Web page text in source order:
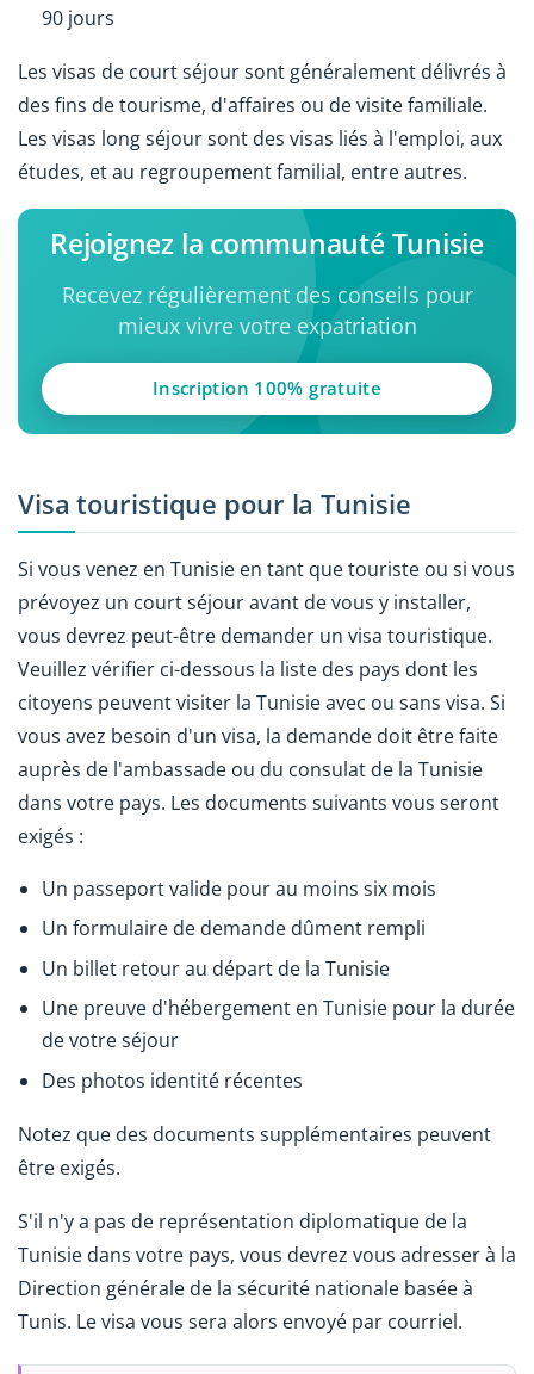
90 jours
Les visas de court séjour sont généralement délivrés à
des fins de tourisme, d'affaires ou de visite familiale.
Les visas long séjour sont des visas liés à l'emploi, aux
études, et au regroupement familial, entre autres.
Rejoignez la communauté Tunisie
Recevez régulièrement des conseils pour
mieux vivre votre expatriation
Inscription 100% gratuite
Visa touristique pour la Tunisie
Si vous venez en Tunisie en tant que touriste ou si vous
prévoyez un court séjour avant de vous y installer,
vous devrez peut-être demander un visa touristique.
Veuillez vérifier ci-dessous la liste des pays dont les
citoyens peuvent visiter la Tunisie avec ou sans visa. Si
vous avez besoin d'un visa, la demande doit être faite
auprès de l'ambassade ou du consulat de la Tunisie
dans votre pays. Les documents suivants vous seront
exigés :
Un passeport valide pour au moins six mois
Un formulaire de demande dûment rempli
Un billet retour au départ de la Tunisie
Une preuve d'hébergement en Tunisie pour la durée
de votre séjour
Des photos identité récentes
Notez que des documents supplémentaires peuvent
être exigés.
S'il n'y a pas de représentation diplomatique de la
Tunisie dans votre pays, vous devrez vous adresser à la
Direction générale de la sécurité nationale basée à
Tunis. Le visa vous sera alors envoyé par courriel.